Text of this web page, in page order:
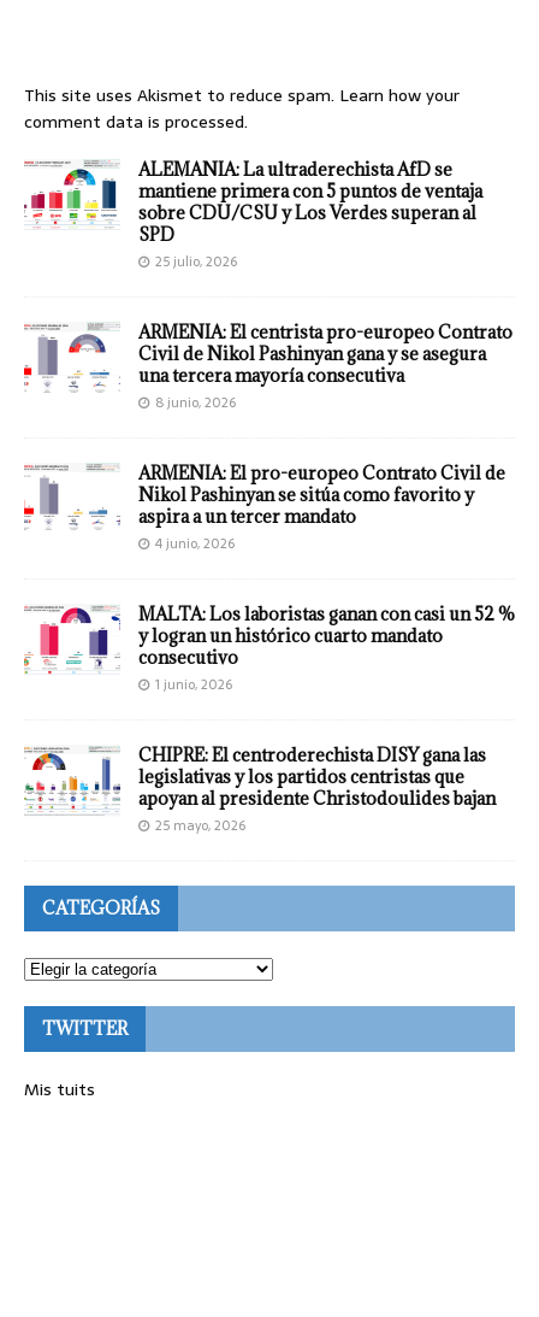
This site uses Akismet to reduce spam. Learn how your
comment data is processed.
ALEMANIA: La ultraderechista AfD se
mantiene primera con 5 puntos de ventaja
sobre CDU/CSU y Los Verdes superan al
SPD
25 julio, 2026
ARMENIA: El centrista pro-europeo Contrato
Civil de Nikol Pashinyan gana y se asegura
una tercera mayoría consecutiva
8 junio, 2026
ARMENIA: El pro-europeo Contrato Civil de
Nikol Pashinyan se sitúa como favorito y
aspira a un tercer mandato
4 junio, 2026
MALTA: Los laboristas ganan con casi un 52 %
y logran un histórico cuarto mandato
consecutivo
1 junio, 2026
CHIPRE: El centroderechista DISY gana las
legislativas y los partidos centristas que
apoyan al presidente Christodoulides bajan
25 mayo, 2026
CATEGORÍAS
TWITTER
Mis tuits